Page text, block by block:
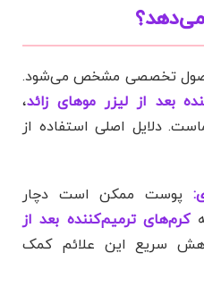
می‌دهد؟
تخصصی مشخص می‌شود.
بعد از لیزر موهای زائد،
دلایل اصلی استفاده از
پوست ممکن است دچار
کرم‌های ترمیم‌کننده بعد از
سریع این علائم کمک